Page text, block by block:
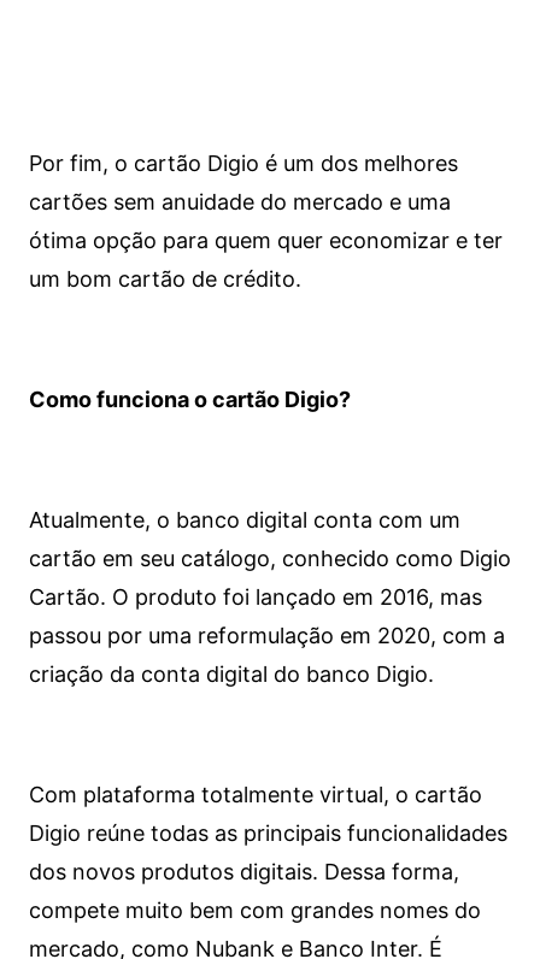
Por fim, o cartão Digio é um dos melhores
cartões sem anuidade do mercado e uma
ótima opção para quem quer economizar e ter
um bom cartão de crédito.
Como funciona o cartão Digio?
Atualmente, o banco digital conta com um
cartão em seu catálogo, conhecido como Digio
Cartão. O produto foi lançado em 2016, mas
passou por uma reformulação em 2020, com a
criação da conta digital do banco Digio.
Com plataforma totalmente virtual, o cartão
Digio reúne todas as principais funcionalidades
dos novos produtos digitais. Dessa forma,
compete muito bem com grandes nomes do
mercado, como Nubank e Banco Inter. É